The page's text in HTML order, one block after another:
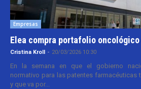
Empresas
Elea compra portafolio oncológico
Cristina Kroll - 20/03/2026 10:30
En la semana en que el gobierno
normativo para las patentes farmacéuticas
y que va por...